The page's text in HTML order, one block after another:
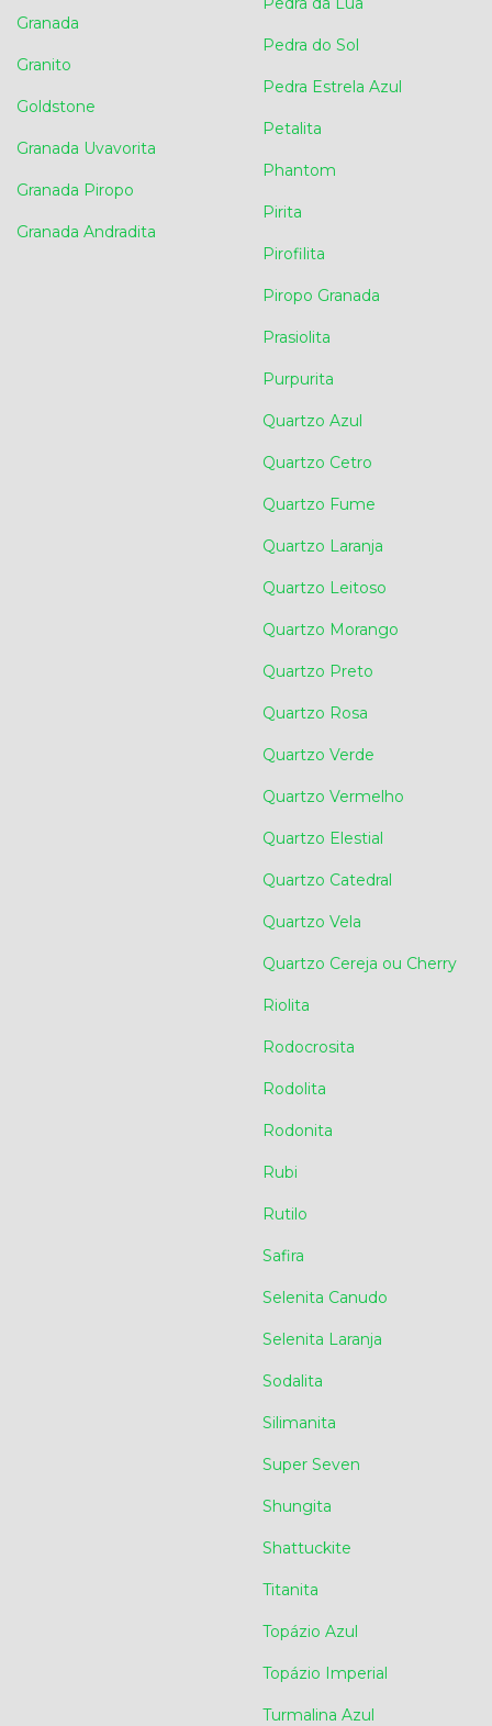
Granada
Granito
Goldstone
Granada Uvavorita
Granada Piropo
Granada Andradita
Pedra do Sol
Pedra Estrela Azul
Petalita
Phantom
Pirita
Pirofilita
Piropo Granada
Prasiolita
Purpurita
Quartzo Azul
Quartzo Cetro
Quartzo Fume
Quartzo Laranja
Quartzo Leitoso
Quartzo Morango
Quartzo Preto
Quartzo Rosa
Quartzo Verde
Quartzo Vermelho
Quartzo Elestial
Quartzo Catedral
Quartzo Vela
Quartzo Cereja ou Cherry
Riolita
Rodocrosita
Rodolita
Rodonita
Rubi
Rutilo
Safira
Selenita Canudo
Selenita Laranja
Sodalita
Silimanita
Super Seven
Shungita
Shattuckite
Titanita
Topázio Azul
Topázio Imperial
Turmalina Azul